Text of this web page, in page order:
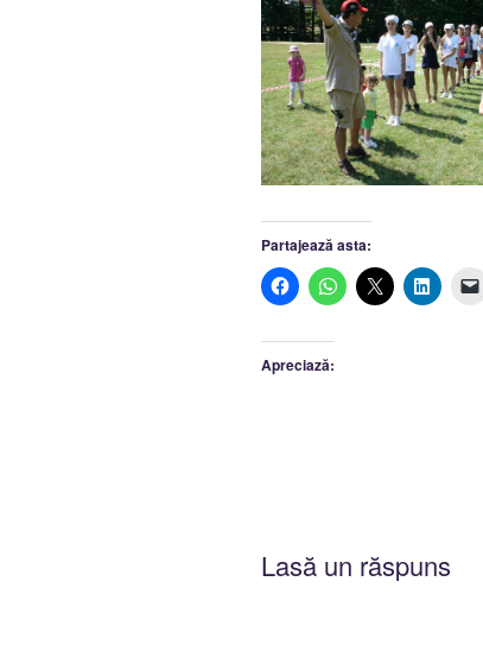
Partajează asta:
Apreciază:
Lasă un răspuns